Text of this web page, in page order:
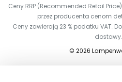
Ceny RRP (Recommended Retail
przez producenta cenom
Ceny zawierają 23 % podatku VAT.
dostawy.
© 2026